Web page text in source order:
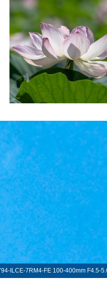
ILCE-7RM4-FE 100-400mm F4.5-